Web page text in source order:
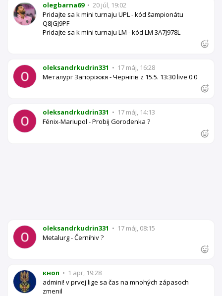
olegbarna69 • 20 júl, 19:02
Pridajte sa k mini turnaju UPL - kód šampionátu
Q8JGJ9PF
Pridajte sa k mini turnaju LM - kód LM 3A7J978L
oleksandrkudrin331 • 17 máj, 16:28
Металург Запоріжжя - Чернігів z 15.5. 13:30 live 0:0
oleksandrkudrin331 • 17 máj, 14:13
Fénix-Mariupol - Probij Gorodenka ?
oleksandrkudrin331 • 17 máj, 08:15
Metalurg - Černihiv ?
кноп • 1 apr, 19:28
admini! v prvej lige sa čas na mnohých zápasoch
zmenil